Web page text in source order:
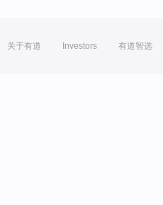
关于有道 Investors 有道智选